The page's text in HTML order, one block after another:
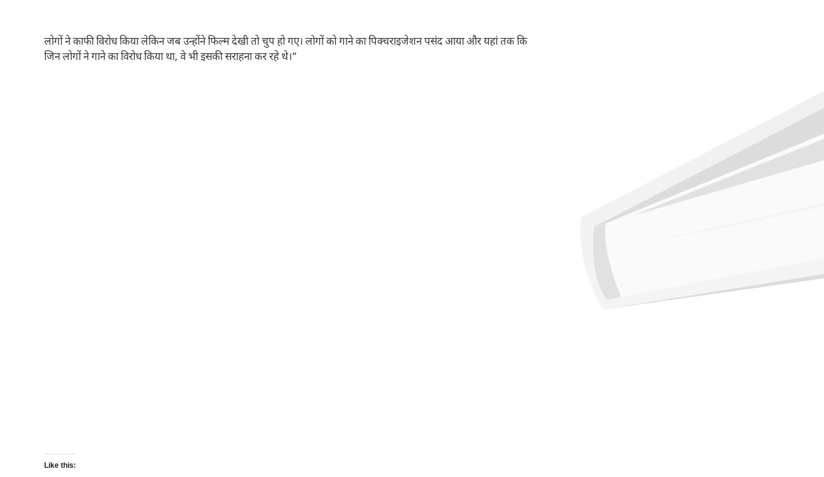
लोगों ने काफी विरोध किया लेकिन जब उन्होंने फिल्म देखी तो चुप हो गए। लोगों को गाने का पिक्चराइजेशन पसंद आया और यहां तक ​​कि
जिन लोगों ने गाने का विरोध किया था, वे भी इसकी सराहना कर रहे थे।”
Like this: